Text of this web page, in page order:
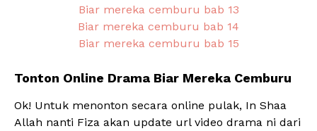
Biar mereka cemburu bab 13
Biar mereka cemburu bab 14
Biar mereka cemburu bab 15
Tonton Online Drama Biar Mereka Cemburu
Ok! Untuk menonton secara online pulak, In Shaa
Allah nanti Fiza akan update url video drama ni dari